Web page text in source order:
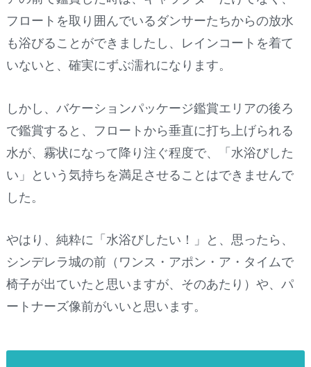
フロートを取り囲んでいるダンサーたちからの放水
も浴びることができましたし、レインコートを着て
いないと、確実にずぶ濡れになります。
しかし、バケーションパッケージ鑑賞エリアの後ろ
で鑑賞すると、フロートから垂直に打ち上げられる
水が、霧状になって降り注ぐ程度で、「水浴びした
い」という気持ちを満足させることはできませんで
した。
やはり、純粋に「水浴びしたい！」と、思ったら、
シンデレラ城の前（ワンス・アポン・ア・タイムで
椅子が出ていたと思いますが、そのあたり）や、パ
ートナーズ像前がいいと思います。